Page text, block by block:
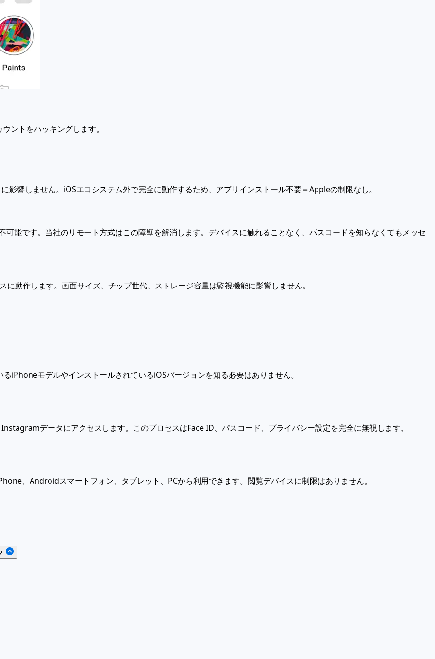
ントをハッキングします。
響しません。iOSエコシステム外で完全に動作するため、アプリインストール不要＝Appleの制限なし。
能です。当社のリモート方式はこの障壁を解消します。デバイスに触れることなく、パスコードを知らなくてもメッセ
動作します。画面サイズ、チップ世代、ストレージ容量は監視機能に影響しません。
iPhoneモデルやインストールされているiOSバージョンを知る必要はありません。
データにアクセスします。このプロセスはFace ID、パスコード、プライバシー設定を完全に無視します。
、Androidスマートフォン、タブレット、PCから利用できます。閲覧デバイスに制限はありません。